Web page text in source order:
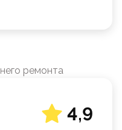
ремонта
4,9